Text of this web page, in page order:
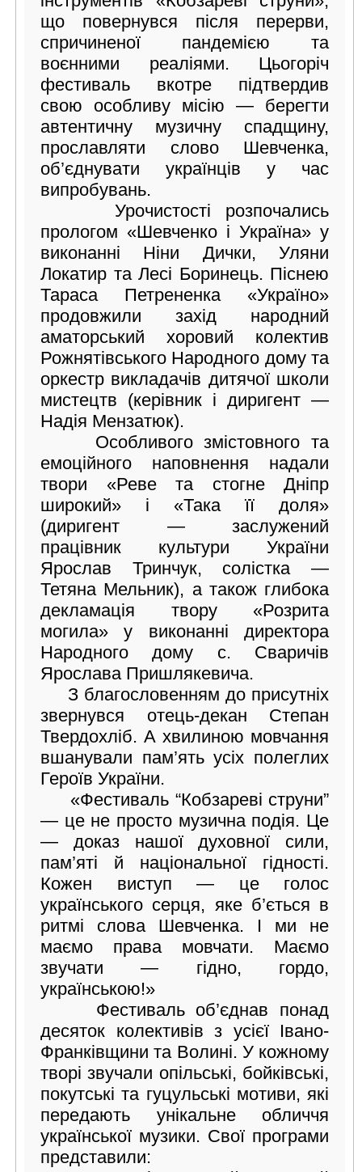
що повернувся після перерви,
спричиненої пандемією та
воєнними реаліями. Цьогоріч
фестиваль вкотре підтвердив
свою особливу місію — берегти
автентичну музичну спадщину,
прославляти слово Шевченка,
об’єднувати українців у час
випробувань.
Урочистості розпочались
прологом «Шевченко і Україна» у
виконанні Ніни Дички, Уляни
Локатир та Лесі Боринець. Піснею
Тараса Петрененка «Україно»
продовжили захід народний
аматорський хоровий колектив
Рожнятівського Народного дому та
оркестр викладачів дитячої школи
мистецтв (керівник і диригент —
Надія Мензатюк).
Особливого змістовного та
емоційного наповнення надали
твори «Реве та стогне Дніпр
широкий» і «Така її доля»
(диригент — заслужений
працівник культури України
Ярослав Тринчук, солістка —
Тетяна Мельник), а також глибока
декламація твору «Розрита
могила» у виконанні директора
Народного дому с. Сваричів
Ярослава Пришлякевича.
З благословенням до присутніх
звернувся отець-декан Степан
Твердохліб. А хвилиною мовчання
вшанували пам’ять усіх полеглих
Героїв України.
«Фестиваль “Кобзареві струни”
— це не просто музична подія. Це
— доказ нашої духовної сили,
пам’яті й національної гідності.
Кожен виступ — це голос
українського серця, яке б’ється в
ритмі слова Шевченка. І ми не
маємо права мовчати. Маємо
звучати — гідно, гордо,
українською!»
Фестиваль об’єднав понад
десяток колективів з усієї Івано-
Франківщини та Волині. У кожному
творі звучали опільські, бойківські,
покутські та гуцульські мотиви, які
передають унікальне обличчя
української музики. Свої програми
представили: